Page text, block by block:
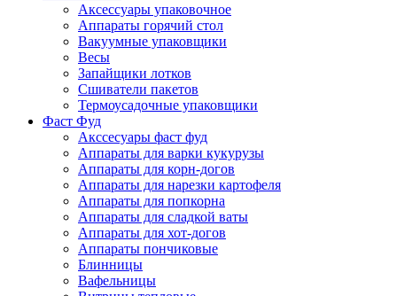
Аксессуары упаковочное
Аппараты горячий стол
Вакуумные упаковщики
Весы
Запайщики лотков
Сшиватели пакетов
Термоусадочные упаковщики
Фаст Фуд
Акссесуары фаст фуд
Аппараты для варки кукурузы
Аппараты для корн-догов
Аппараты для нарезки картофеля
Аппараты для попкорна
Аппараты для сладкой ваты
Аппараты для хот-догов
Аппараты пончиковые
Блинницы
Вафельницы